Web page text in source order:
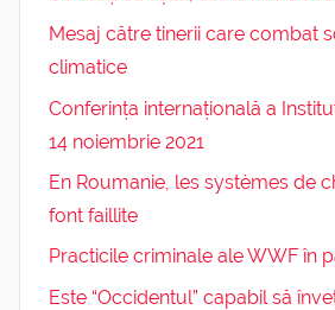
Mesaj către tinerii care combat
climatice
Conferința internațională a
14 noiembrie 2021
En Roumanie, les systèmes de
font faillite
Practicile criminale ale WWF în
Este “Occidentul” capabil să